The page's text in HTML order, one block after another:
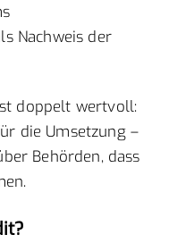
Nachweis der
doppelt wertvoll:
die Umsetzung –
Behörden, dass